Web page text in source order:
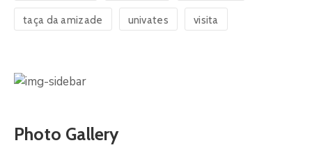
taça da amizade univates visita
Photo Gallery